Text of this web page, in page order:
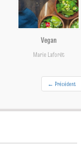
Vegan
Marie Laforêt
← Précédent